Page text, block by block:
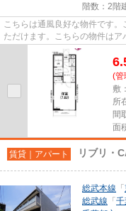
階数：2階
こちらは通風良好な物件です
ただけます。こちらの物件は
報ならコチラ。千葉市中央区...
(管
敷
所
間
面
賃貸｜アパート リブリ・
総武本線 「
総武線 「